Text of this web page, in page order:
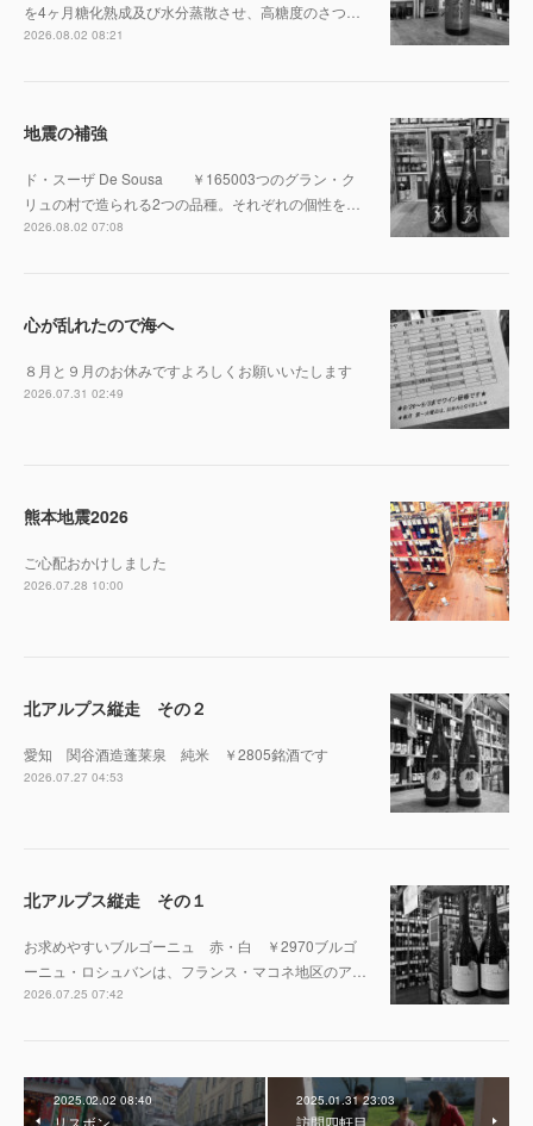
を4ヶ月糖化熟成及び水分蒸散させ、高糖度のさつ…
2026.08.02 08:21
地震の補強
ド・スーザ De Sousa ￥165003つのグラン・ク
リュの村で造られる2つの品種。それぞれの個性を…
2026.08.02 07:08
心が乱れたので海へ
８月と９月のお休みですよろしくお願いいたします
2026.07.31 02:49
熊本地震2026
ご心配おかけしました
2026.07.28 10:00
北アルプス縦走 その２
愛知 関谷酒造蓬莱泉 純米 ￥2805銘酒です
2026.07.27 04:53
北アルプス縦走 その１
お求めやすいブルゴーニュ 赤・白 ￥2970ブルゴ
ーニュ・ロシュバンは、フランス・マコネ地区のア…
2026.07.25 07:42
2025.02.02 08:40
リスボン
2025.01.31 23:03
訪問四軒目